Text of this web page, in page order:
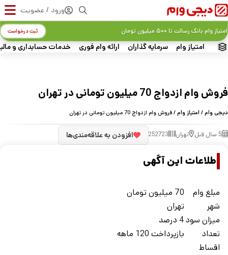
ورود / عضویت
امتیاز وام سرمایه گذاران ارائه وام فوری خدمات حسابداری و
امتیاز وام بانک رسالت تا ۵۰۰ میلیون تومان ثبت درخواست
فروش وام ازدواج 70 میلیون تومانی در تهران
دیجی وام/ امتیاز وام/ فروش وام ازدواج 70 میلیون تومانی در تهران
5 سال قبل تهران 252723 افزودن به علاقه‌مندی‌ها
اطلاعات این آگهی
مبلغ وام
70 میلیون تومان
شهر
تهران
ميزان سود4 درصد
تعداد
اقساط
بازپرداخت 120 ماهه